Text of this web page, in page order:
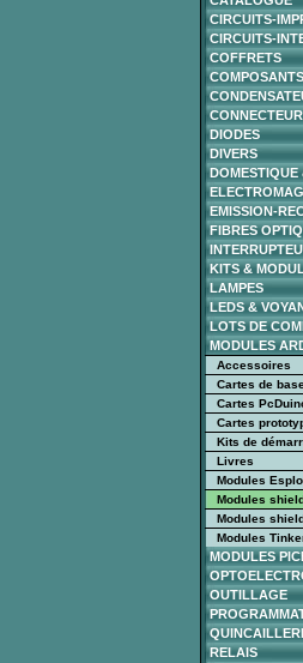
CIRCUITS-
CIRCUITS-
COFFRETS
DIODES
DIVERS
DOMESTIQUE
EMISSION-
FIBRES
KITS &
LAMPES
LEDS &
LOTS DE
MODULES
Accessoires
Cartes de
Cartes
Cartes
Kits de
Livres
Modules
Modules
Modules
Modules
MODULES
OUTILLAGE
RELAIS